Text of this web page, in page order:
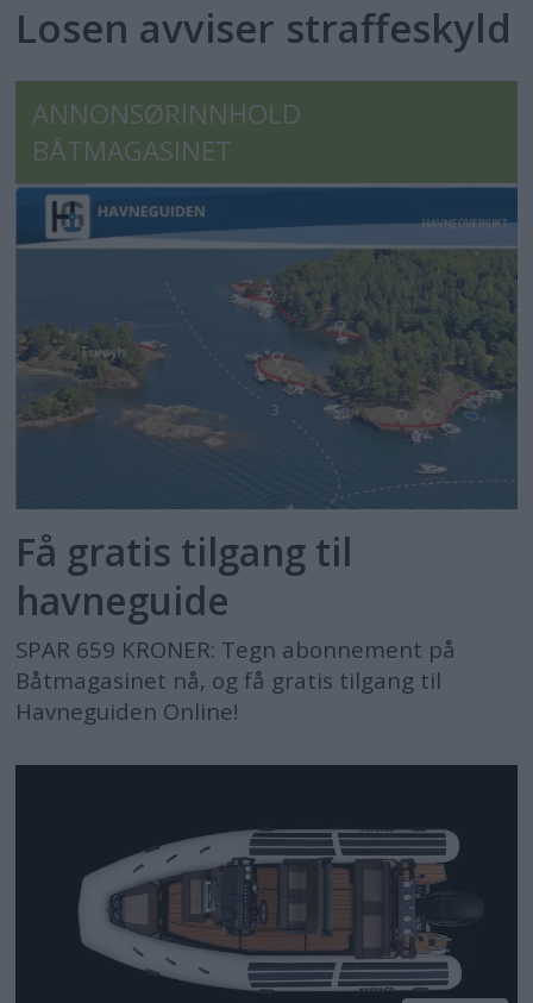
Losen avviser straffeskyld
ANNONSØRINNHOLD
BÅTMAGASINET
Få gratis tilgang til
havneguide
SPAR 659 KRONER: Tegn abonnement på
Båtmagasinet nå, og få gratis tilgang til
Havneguiden Online!